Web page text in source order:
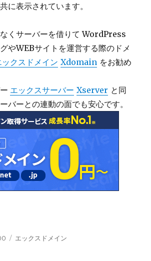
に表示されています。
くサーバーを借りて WordPress
やWEBサイトを運営する際のドメ
ックスドメイン Xdomain をお勧め
エックスサーバー Xserver と同
バーとの連動の面でも安心です。
イン】独自ドメインを取得して
カ
エックスドメイン